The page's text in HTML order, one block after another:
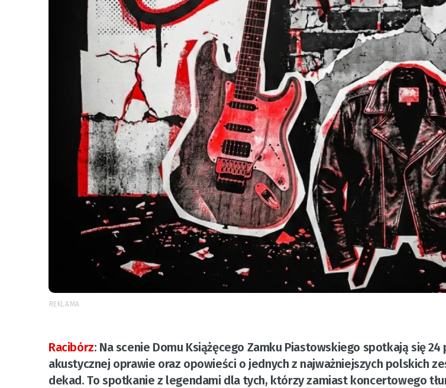
REKLAMA
Racibórz: Na scenie Domu Książęcego Zamku Piastowskiego spotkają się
akustycznej oprawie oraz opowieści o jednych z najważniejszych polskich
dekad. To spotkanie z legendami dla tych, którzy zamiast koncertowego